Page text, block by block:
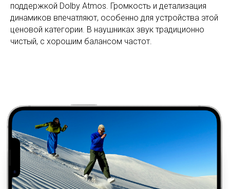
поддержкой Dolby Atmos. Громкость и детализация
динамиков впечатляют, особенно для устройства этой
ценовой категории. В наушниках звук традиционно
чистый, с хорошим балансом частот.